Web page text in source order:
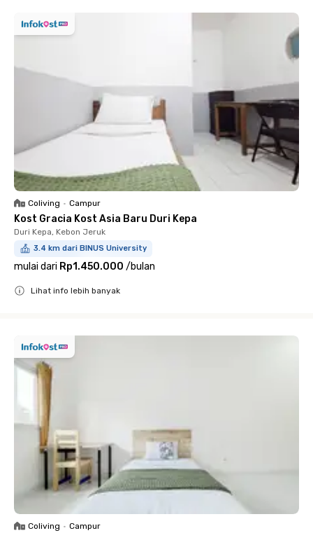
Coliving • Campur
Kost Gracia Kost Asia Baru Duri Kepa
Duri Kepa, Kebon Jeruk
3.4 km dari BINUS University
mulai dari Rp1.450.000 /bulan
Lihat info lebih banyak
Coliving • Campur